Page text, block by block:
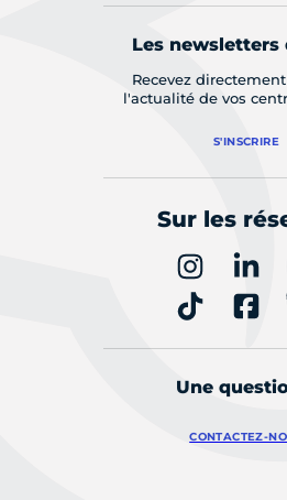
Les newsletters
Recevez
l'actualité de vos
S'INSCRIRE
Sur les
Une
CONTACTEZ-